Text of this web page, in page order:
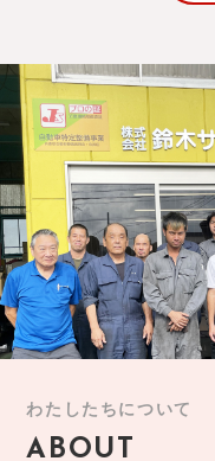
わたしたちについて
ABOUT